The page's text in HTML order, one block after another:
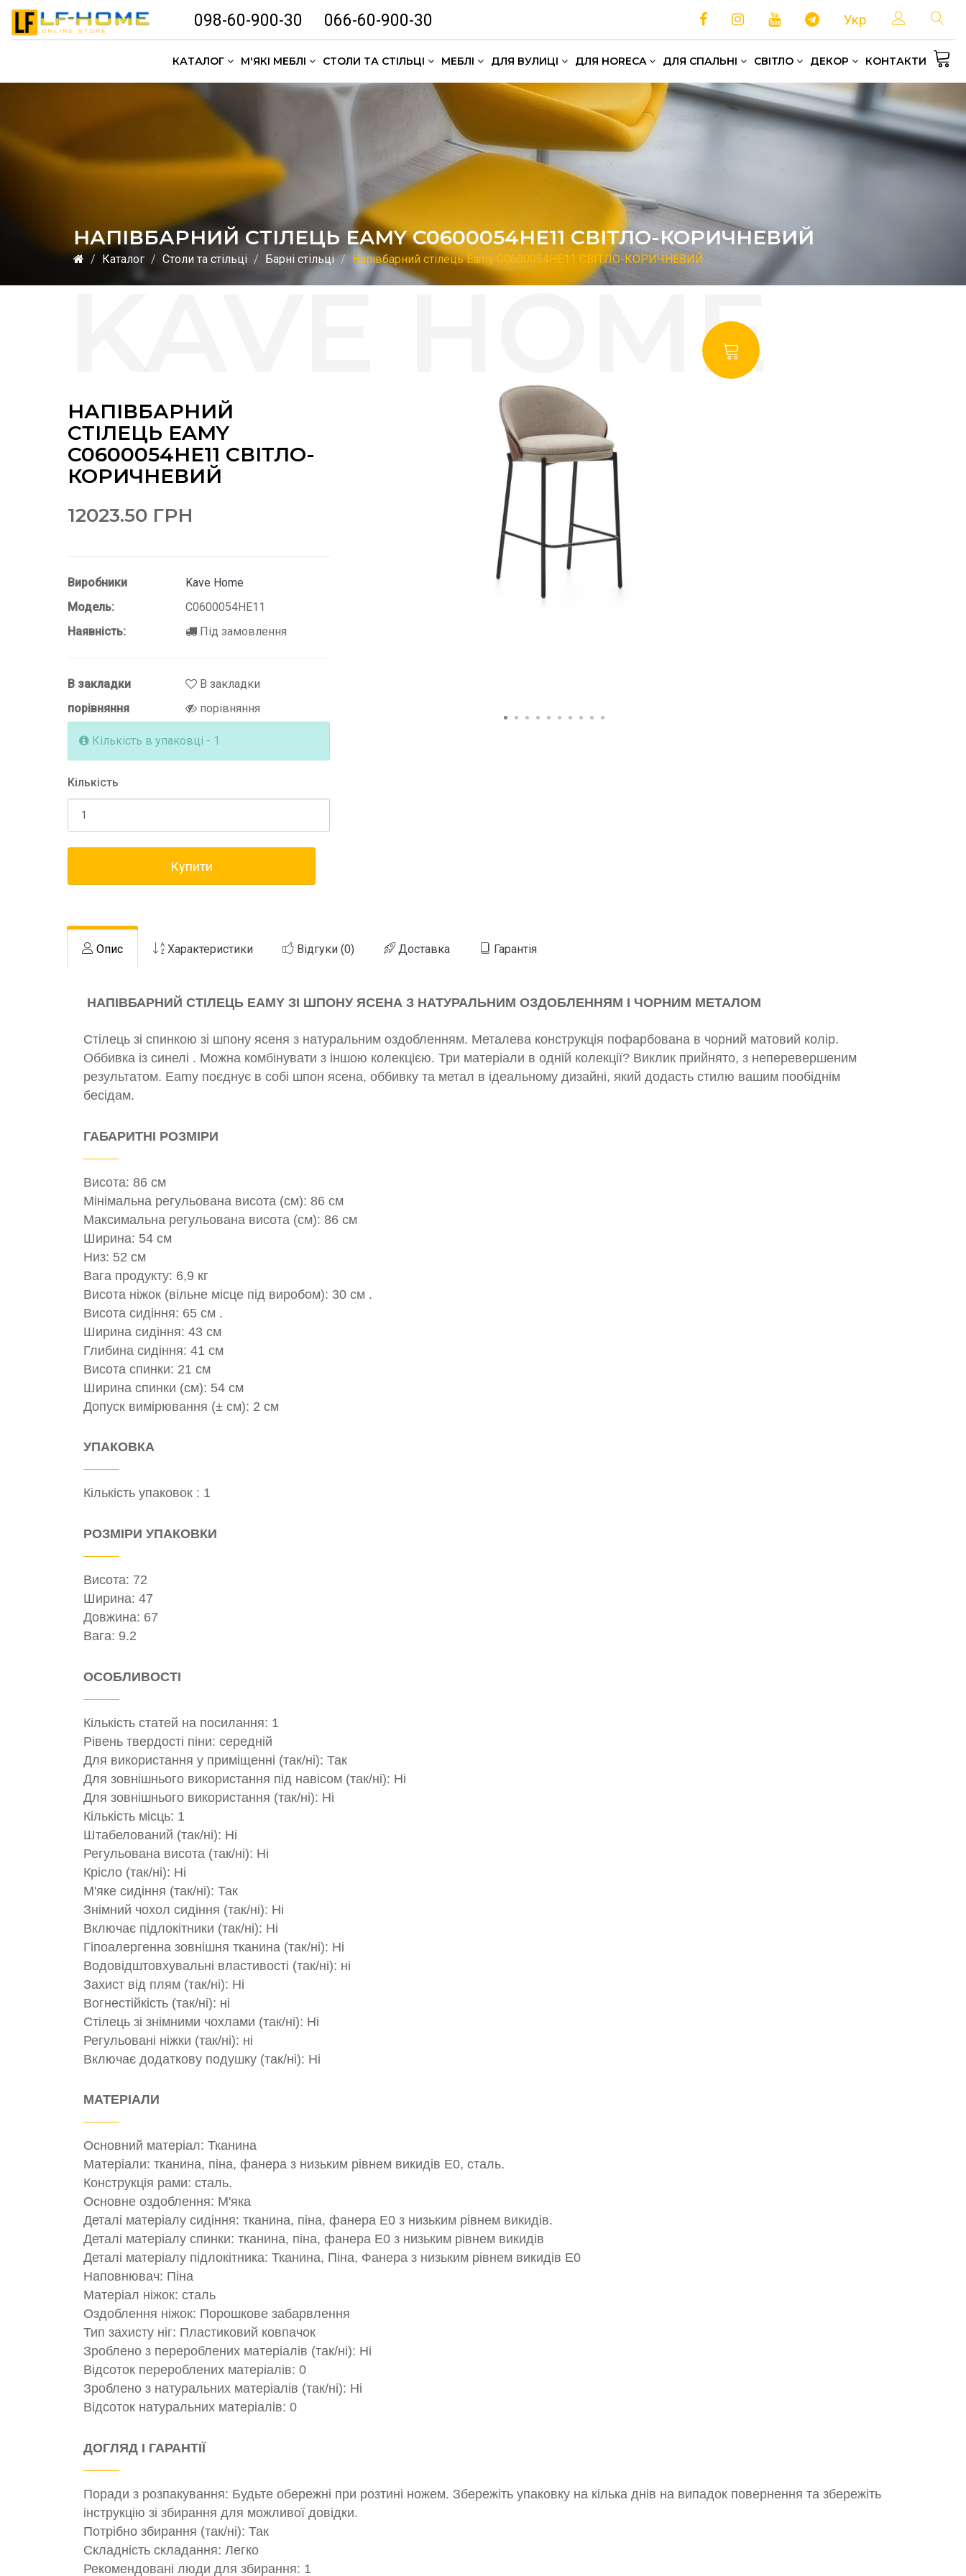
098-60-900-30 066-60-900-30 Укр
КАТАЛОГ М'ЯКІ МЕБЛІ СТОЛИ ТА СТІЛЬЦІ МЕБЛІ ДЛЯ ВУЛИЦІ ДЛЯ HORECA ДЛЯ СПАЛЬНІ СВІТЛО ДЕКОР КОНТАКТИ
НАПІВБАРНИЙ СТІЛЕЦЬ EAMY C0600054HE11 СВІТЛО-КОРИЧНЕВИЙ
Каталог Столи та стільці Барні стільці Напівбарний стілець Eamy C0600054HE11 СВІТЛО-КОРИЧНЕВИЙ
НАПІВБАРНИЙ
СТІЛЕЦЬ EAMY
C0600054HE11 СВІТЛО-
КОРИЧНЕВИЙ
12023.50 ГРН
Виробники
Kave Home
Модель:
C0600054HE11
Наявність:
Під замовлення
В закладки
В закладки
порівняння
порівняння
Кількість в упаковці - 1
Кількість
Купити
Опис Характеристики Відгуки (0) Доставка Гарантія
НАПІВБАРНИЙ СТІЛЕЦЬ EAMY ЗІ ШПОНУ ЯСЕНА З НАТУРАЛЬНИМ ОЗДОБЛЕННЯМ І ЧОРНИМ МЕТАЛОМ
Стілець зі спинкою зі шпону ясеня з натуральним оздобленням. Металева конструкція пофарбована в чорний матовий колір.
Оббивка із синелі . Можна комбінувати з іншою колекцією. Три матеріали в одній колекції? Виклик прийнято, з неперевершеним
результатом. Eamy поєднує в собі шпон ясена, оббивку та метал в ідеальному дизайні, який додасть стилю вашим пообіднім
бесідам.
ГАБАРИТНІ РОЗМІРИ
Висота: 86 см
Мінімальна регульована висота (см): 86 см
Максимальна регульована висота (см): 86 см
Ширина: 54 см
Низ: 52 см
Вага продукту: 6,9 кг
Висота ніжок (вільне місце під виробом): 30 см .
Висота сидіння: 65 см .
Ширина сидіння: 43 см
Глибина сидіння: 41 см
Висота спинки: 21 см
Ширина спинки (см): 54 см
Допуск вимірювання (± см): 2 см
УПАКОВКА
Кількість упаковок : 1
РОЗМІРИ УПАКОВКИ
Висота: 72
Ширина: 47
Довжина: 67
Вага: 9.2
ОСОБЛИВОСТІ
Кількість статей на посилання: 1
Рівень твердості піни: середній
Для використання у приміщенні (так/ні): Так
Для зовнішнього використання під навісом (так/ні): Ні
Для зовнішнього використання (так/ні): Ні
Кількість місць: 1
Штабелований (так/ні): Ні
Регульована висота (так/ні): Ні
Крісло (так/ні): Ні
М'яке сидіння (так/ні): Так
Знімний чохол сидіння (так/ні): Ні
Включає підлокітники (так/ні): Ні
Гіпоалергенна зовнішня тканина (так/ні): Ні
Водовідштовхувальні властивості (так/ні): ні
Захист від плям (так/ні): Ні
Вогнестійкість (так/ні): ні
Стілець зі знімними чохлами (так/ні): Ні
Регульовані ніжки (так/ні): ні
Включає додаткову подушку (так/ні): Ні
МАТЕРІАЛИ
Основний матеріал: Тканина
Матеріали: тканина, піна, фанера з низьким рівнем викидів E0, сталь.
Конструкція рами: сталь.
Основне оздоблення: М'яка
Деталі матеріалу сидіння: тканина, піна, фанера E0 з низьким рівнем викидів.
Деталі матеріалу спинки: тканина, піна, фанера E0 з низьким рівнем викидів
Деталі матеріалу підлокітника: Тканина, Піна, Фанера з низьким рівнем викидів E0
Наповнювач: Піна
Матеріал ніжок: сталь
Оздоблення ніжок: Порошкове забарвлення
Тип захисту ніг: Пластиковий ковпачок
Зроблено з перероблених матеріалів (так/ні): Ні
Відсоток перероблених матеріалів: 0
Зроблено з натуральних матеріалів (так/ні): Ні
Відсоток натуральних матеріалів: 0
ДОГЛЯД І ГАРАНТІЇ
Поради з розпакування: Будьте обережні при розтині ножем. Збережіть упаковку на кілька днів на випадок повернення та збережіть
інструкцію зі збирання для можливої ​​довідки.
Потрібно збирання (так/ні): Так
Складність складання: Легко
Рекомендовані люди для збирання: 1